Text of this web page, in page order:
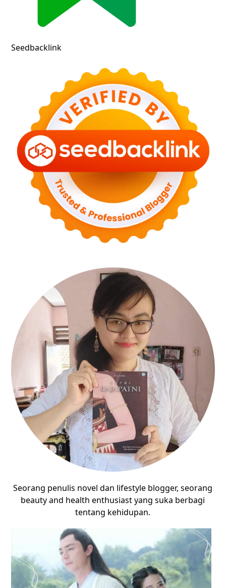
Seedbacklink
Seorang penulis novel dan lifestyle blogger, seorang
beauty and health enthusiast yang suka berbagi
tentang kehidupan.